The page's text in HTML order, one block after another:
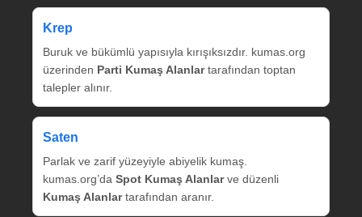
Krep
Buruk ve bükümlü yapısıyla kırışıksızdır. kumas.org
üzerinden Parti Kumaş Alanlartarafından toptan
talepler alınır.
Saten
Parlak ve zarif yüzeyiyle abiyelik kumaş.
kumas.org’da Spot Kumaş Alanlarve düzenli
Kumaş Alanlartarafından aranır.